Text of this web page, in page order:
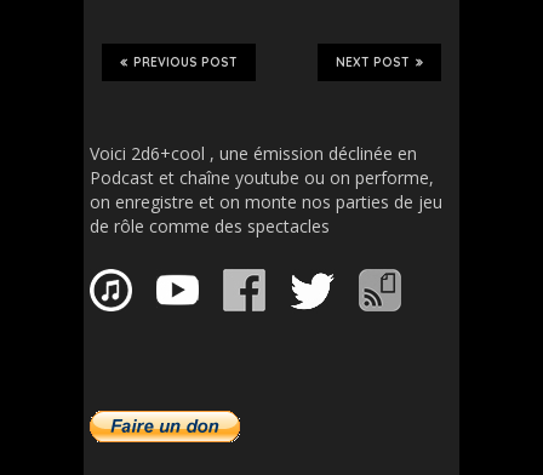
NEXT POST
PREVIOUS POST
Voici 2d6+cool , une émission déclinée en
Podcast et chaîne youtube ou on performe,
on enregistre et on monte nos parties de jeu
de rôle comme des spectacles